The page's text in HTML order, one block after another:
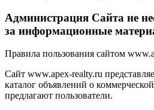
Администрация Сайта не
за информационные
Правила пользования сайтом
Сайт www.apex-realty.ru
каталог объявлений о
предлагают пользователи.